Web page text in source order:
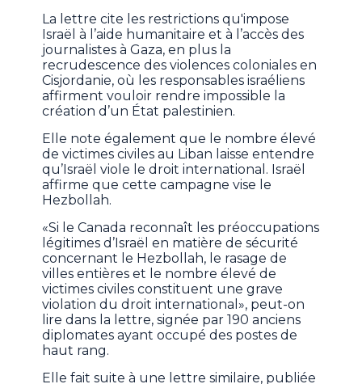
La lettre cite les restrictions qu'impose
Israël à l’aide humanitaire et à l’accès des
journalistes à Gaza, en plus la
recrudescence des violences coloniales en
Cisjordanie, où les responsables israéliens
affirment vouloir rendre impossible la
création d’un État palestinien.
Elle note également que le nombre élevé
de victimes civiles au Liban laisse entendre
qu’Israël viole le droit international. Israël
affirme que cette campagne vise le
Hezbollah.
«Si le Canada reconnaît les préoccupations
légitimes d’Israël en matière de sécurité
concernant le Hezbollah, le rasage de
villes entières et le nombre élevé de
victimes civiles constituent une grave
violation du droit international», peut-on
lire dans la lettre, signée par 190 anciens
diplomates ayant occupé des postes de
haut rang.
Elle fait suite à une lettre similaire, publiée